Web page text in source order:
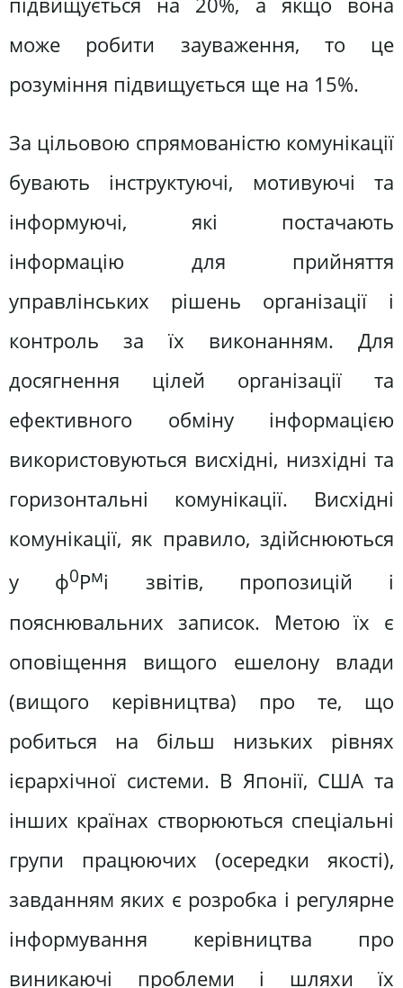
може робити зауваження, то це
розуміння підвищується ще на 15%.
За цільовою спрямованістю комунікації
бувають інструктуючі, мотивуючі та
інформуючі, які постачають
інформацію для прийняття
управлінських рішень організації і
контроль за їх виконанням. Для
досягнення цілей організації та
ефективного обміну інформацією
використовуються висхідні, низхідні та
горизонтальні комунікації. Висхідні
комунікації, як правило, здійснюються
у ф0Рмі звітів, пропозицій і
пояснювальних записок. Метою їх є
оповіщення вищого ешелону влади
(вищого керівництва) про те, що
робиться на більш низьких рівнях
ієрархічної системи. В Японії, США та
інших країнах створюються спеціальні
групи працюючих (осередки якості),
завданням яких є розробка і регулярне
інформування керівництва про
виникаючі проблеми і шляхи їх